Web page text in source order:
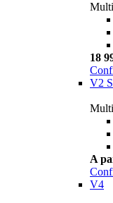
18
V2 S
A
V4